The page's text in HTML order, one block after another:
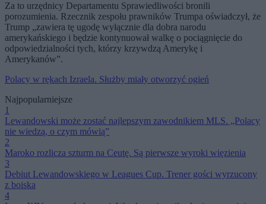
Za to urzędnicy Departamentu Sprawiedliwości bronili
porozumienia. Rzecznik zespołu prawników Trumpa oświadczył, że
Trump „zawiera tę ugodę wyłącznie dla dobra narodu
amerykańskiego i będzie kontynuował walkę o pociągnięcie do
odpowiedzialności tych, którzy krzywdzą Amerykę i
Amerykanów”.
Polacy w rękach Izraela. Służby miały otworzyć ogień
Najpopularniejsze
1
Lewandowski może zostać najlepszym zawodnikiem MLS. „Polacy
nie wiedzą, o czym mówią”
2
Maroko rozlicza szturm na Ceutę. Są pierwsze wyroki więzienia
3
Debiut Lewandowskiego w Leagues Cup. Trener gości wyrzucony
z boiska
4